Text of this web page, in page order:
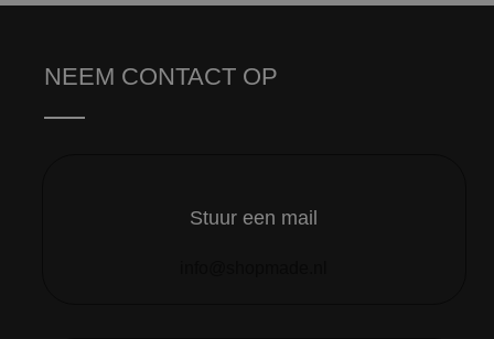
NEEM CONTACT OP
Stuur een mail